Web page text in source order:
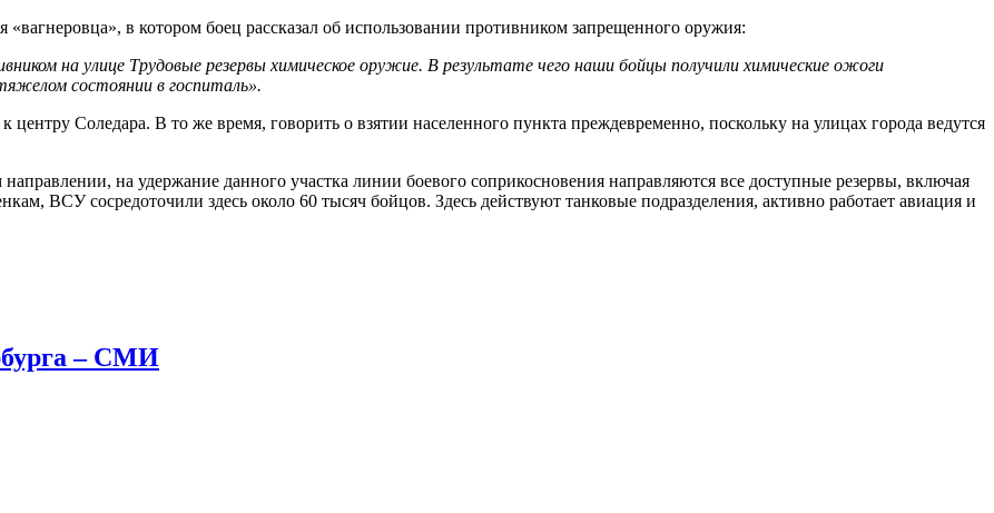
«вагнеровца», в котором боец рассказал об использовании противником запрещенного оружия:
на улице Трудовые резервы химическое оружие. В результате чего наши бойцы получили химические ожоги
состоянии в госпиталь».
Соледара. В то же время, говорить о взятии населенного пункта преждевременно, поскольку на улицах города ведутся
на удержание данного участка линии боевого соприкосновения направляются все доступные резервы, включая
ВСУ сосредоточили здесь около 60 тысяч бойцов. Здесь действуют танковые подразделения, активно работает авиация и
– СМИ